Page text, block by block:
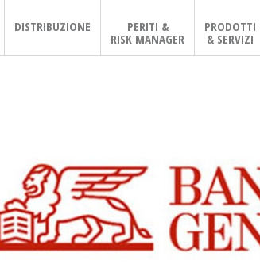
DISTRIBUZIONE
PERITI &
RISK MANAGER
PRODOTTI
& SERVIZI